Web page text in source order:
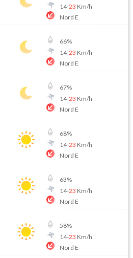
14-23 Km/h
Nord E
66%
14-23 Km/h
Nord E
67%
14-23 Km/h
Nord E
68%
14-23 Km/h
Nord E
63%
14-23 Km/h
Nord E
58%
14-23 Km/h
Nord E